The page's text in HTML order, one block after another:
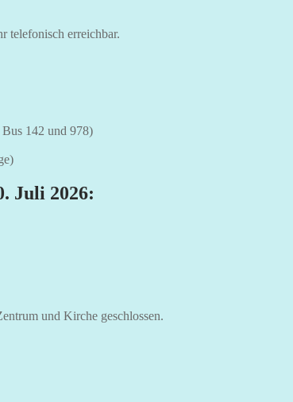
telefonisch erreichbar.
142 und 978)
Juli 2026:
und Kirche geschlossen.